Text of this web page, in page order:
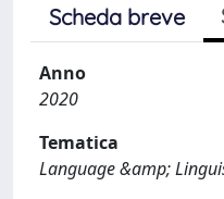
Scheda breve
Anno
2020
Tematica
Language &amp;